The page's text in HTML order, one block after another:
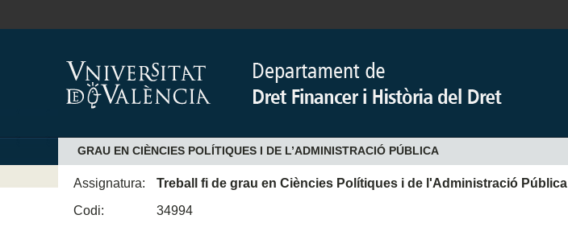
GRAU EN CIÈNCIES POLÍTIQUES I DE L’ADMINISTRACIÓ PÚBLICA
Assignatura:
Treball fi de grau en Ciències Polítiques i de l'Administració Pública
Codi:
34994